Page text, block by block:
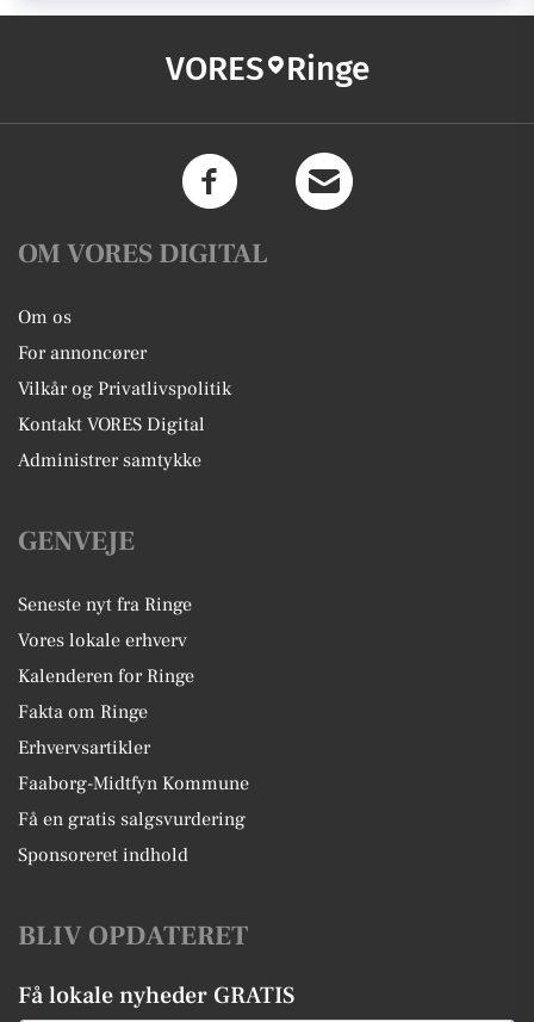
VORES Ringe
OM VORES DIGITAL
Om os
For annoncører
Vilkår og Privatlivspolitik
Kontakt VORES Digital
Administrer samtykke
GENVEJE
Seneste nyt fra Ringe
Vores lokale erhverv
Kalenderen for Ringe
Fakta om Ringe
Erhvervsartikler
Faaborg-Midtfyn Kommune
Få en gratis salgsvurdering
Sponsoreret indhold
BLIV OPDATERET
Få lokale nyheder GRATIS